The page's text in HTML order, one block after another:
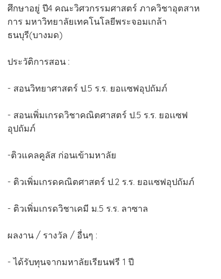
ศึกษาอยู่ ปี4 คณะวิศวกรรมศาสตร์ ภาควิชาอุตสาห
การ มหาวิทยาลัยเทคโนโลยีพระจอมเกล้า
ธนบุรี(บางมด)
ประวัติการสอน :
- สอนวิทยาศาสตร์ ป.5 ร.ร. ยอเเซฟอุปถัมภ์
- สอนเพิ่มเกรดวิชาคณิตศาสตร์ ป.5 ร.ร. ยอเเซฟ
อุปถัมภ์
-ติวแคลคูลัส ก่อนเข้ามหาลัย
- ติวเพิ่มเกรดคณิตศาสตร์ ป.2 ร.ร. ยอแซฟอุปถัมภ์
- ติวเพิ่มเกรดวิชาเคมี ม.5 ร.ร. ลาซาล
ผลงาน / รางวัล / อื่นๆ :
- ได้รับทุนจากมหาลัยเรียนฟรี 1 ปี